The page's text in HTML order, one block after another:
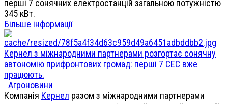
перші 7 сонячних електростанцій загальною потужністю
345 кВт.
Більше інформації
Кернел з міжнародними партнерами розгортає сонячну
автономію прифронтових громад: перші 7 СЕС вже
працюють.
Агроновини
Компанія Кернел разом з міжнародними партнерами